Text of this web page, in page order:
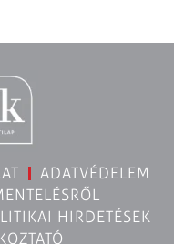
ADATVÉDELEM
HIRDETÉSEK